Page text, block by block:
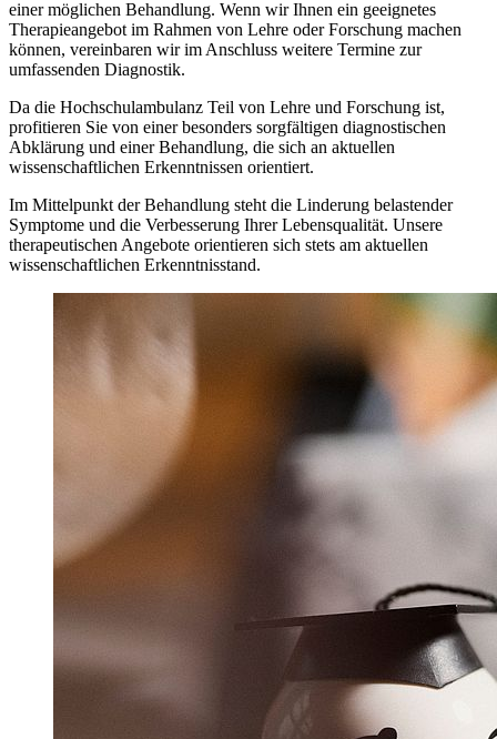
einer möglichen Behandlung. Wenn wir Ihnen ein geeignetes
Therapieangebot im Rahmen von Lehre oder Forschung machen
können, vereinbaren wir im Anschluss weitere Termine zur
umfassenden Diagnostik.
Da die Hochschulambulanz Teil von Lehre und Forschung ist,
profitieren Sie von einer besonders sorgfältigen diagnostischen
Abklärung und einer Behandlung, die sich an aktuellen
wissenschaftlichen Erkenntnissen orientiert.
Im Mittelpunkt der Behandlung steht die Linderung belastender
Symptome und die Verbesserung Ihrer Lebensqualität. Unsere
therapeutischen Angebote orientieren sich stets am aktuellen
wissenschaftlichen Erkenntnisstand.